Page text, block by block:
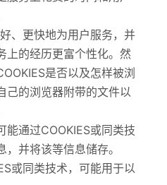
、更快地为用户服务，并
上的经历更富个性化。然
是否以及怎样被浏
己的浏览器附带的文件以
能通过COOKIES或同类技
并将该等信息储存。
或同类技术，可能用于以